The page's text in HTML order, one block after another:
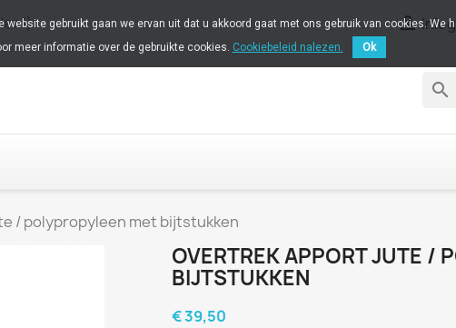

search
/ polypropyleen met bijtstukken
OVERTREK APPORT JUTE /
BIJTSTUKKEN
€ 39,50
gebruikt gaan we ervan uit dat u akkoord gaat met ons gebruik van cookies. We
meer informatie over de gebruikte cookies. Cookiebeleid nalezen. Ok